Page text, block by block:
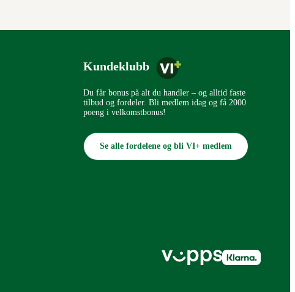
Kundeklubb
Du får bonus på alt du handler – og alltid faste
tilbud og fordeler. Bli medlem idag og få 2000
poeng i velkomstbonus!
Se alle fordelene og bli VI+ medlem